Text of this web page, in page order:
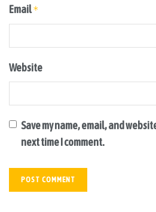
Email*
Website
Save my name, email, and
next time I comment.